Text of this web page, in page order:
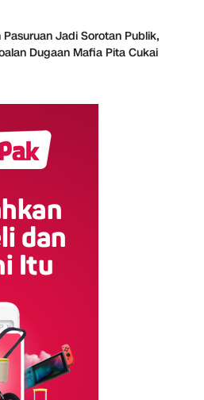
Jadi Sorotan Publik,
Dugaan Mafia Pita Cukai